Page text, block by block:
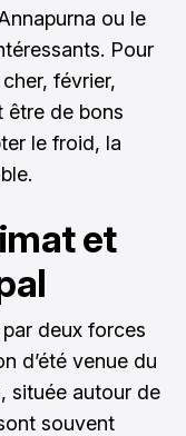
ou le
Pour
février,
être de bons
le froid, la
et
deux forces
d’été venue du
située autour de
souvent